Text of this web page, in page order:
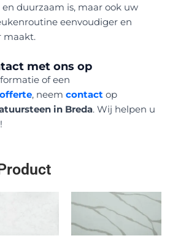
duurzaam is, maar ook uw
eenvoudiger en
maakt.
met ons op
of een
offerte, neem contact op
in Breda. Wij helpen u